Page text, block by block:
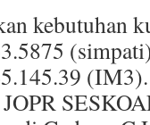
kebutuhan